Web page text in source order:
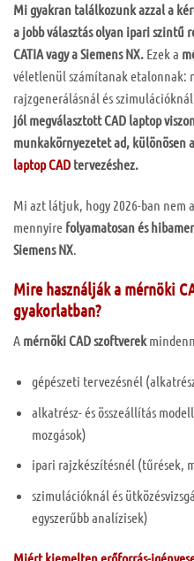
Mi gyakran találkozunk azzal a
a jobb választás olyan ipari szintű
CATIA vagy a Siemens NX. Ezek a
véletlenül számítanak etalonnak:
rajzgenerálásnál és
jól megválasztott CAD laptop
munkakörnyezetet ad, különösen
laptop CAD tervezéshez.
Mi azt látjuk, hogy 2026-ban nem
mennyire folyamatosan és
Siemens NX.
Mire használják a mérnöki
gyakorlatban?
A mérnöki CAD szoftverek
gépészeti tervezésnél
alkatrész- és összeállítás
mozgások)
ipari rajzkészítésnél (tűrések,
szimulációknál és
egyszerűbb analízisek)